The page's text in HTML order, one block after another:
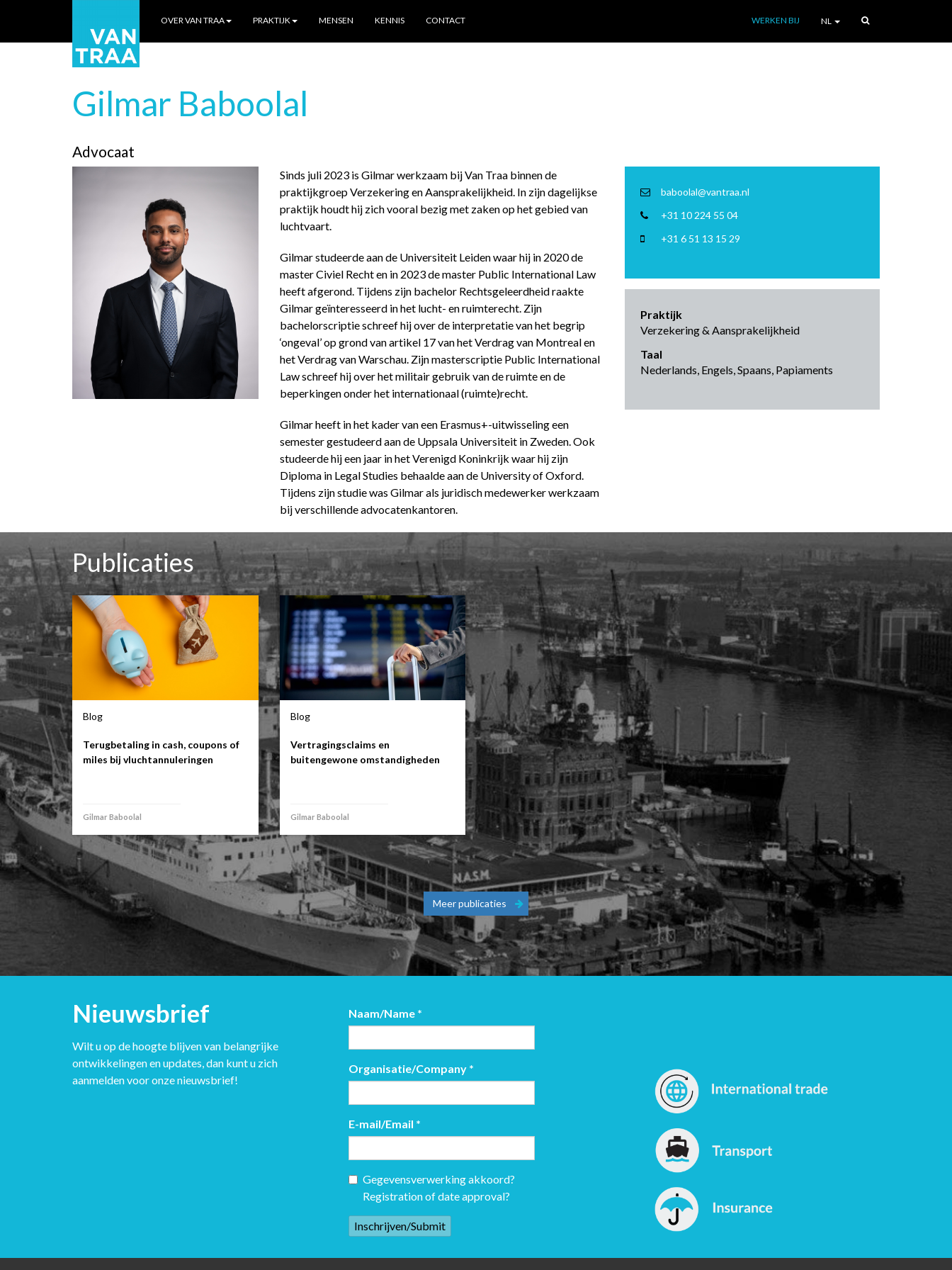
OVER VAN TRAA PRAKTIJK MENSEN KENNIS CONTACT WERKEN BIJ NL
Gilmar Baboolal
Advocaat
Sinds juli 2023 is Gilmar werkzaam bij Van Traa binnen de
praktijkgroep Verzekering en Aansprakelijkheid. In zijn dagelijkse
praktijk houdt hij zich vooral bezig met zaken op het gebied van
luchtvaart.
Gilmar studeerde aan de Universiteit Leiden waar hij in 2020 de
master Civiel Recht en in 2023 de master Public International Law
heeft afgerond. Tijdens zijn bachelor Rechtsgeleerdheid raakte
Gilmar geïnteresseerd in het lucht- en ruimterecht. Zijn
bachelorscriptie schreef hij over de interpretatie van het begrip
‘ongeval’ op grond van artikel 17 van het Verdrag van Montreal en
het Verdrag van Warschau. Zijn masterscriptie Public International
Law schreef hij over het militair gebruik van de ruimte en de
beperkingen onder het internationaal (ruimte)recht.
Gilmar heeft in het kader van een Erasmus+-uitwisseling een
semester gestudeerd aan de Uppsala Universiteit in Zweden. Ook
studeerde hij een jaar in het Verenigd Koninkrijk waar hij zijn
Diploma in Legal Studies behaalde aan de University of Oxford.
Tijdens zijn studie was Gilmar als juridisch medewerker werkzaam
bij verschillende advocatenkantoren.
baboolal@vantraa.nl
+31 10 224 55 04
+31 6 51 13 15 29
Praktijk
Verzekering & Aansprakelijkheid
Taal
Nederlands, Engels, Spaans, Papiaments
Publicaties
Blog
Terugbetaling in cash, coupons of
miles bij vluchtannuleringen
Gilmar Baboolal
Blog
Vertragingsclaims en
buitengewone omstandigheden
Gilmar Baboolal
Meer publicaties
Nieuwsbrief
Wilt u op de hoogte blijven van belangrijke
ontwikkelingen en updates, dan kunt u zich
aanmelden voor onze nieuwsbrief!
Naam/Name *
Organisatie/Company *
E-mail/Email *
Gegevensverwerking akkoord?
Registration of date approval?